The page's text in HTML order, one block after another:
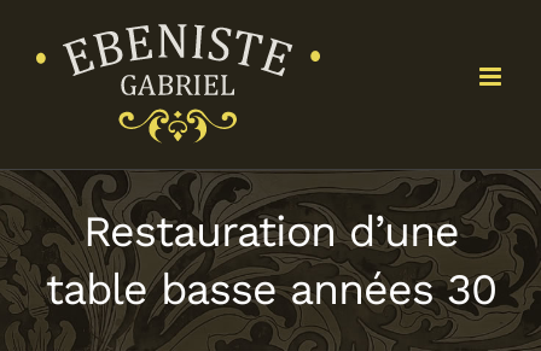
Restauration d’une
table basse années 30